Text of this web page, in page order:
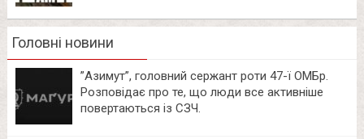
Головні новини
⁨”Азимут”, головний сержант роти 47-ї ОМБр.
Розповідає про те, що люди все активніше
повертаються із СЗЧ.